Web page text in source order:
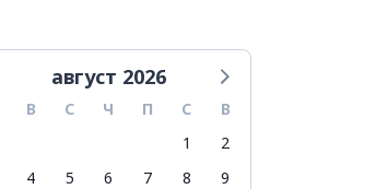
август 2026
В С Ч П С
В
1
2
4 5 6 7 8
9